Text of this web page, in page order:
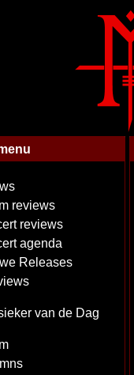
reviews
reviews
agenda
Releases
van de Dag